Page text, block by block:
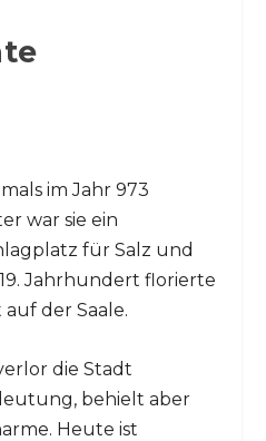
im Jahr 973
war sie ein
für Salz und
Jahrhundert florierte
der Saale.
die Stadt
behielt aber
Heute ist